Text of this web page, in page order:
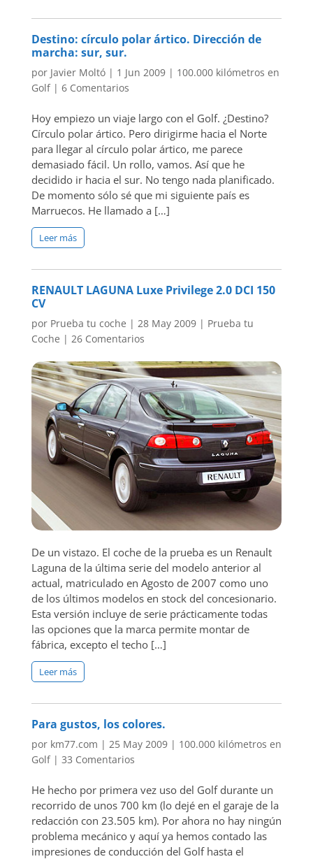
Destino: círculo polar ártico. Dirección de
marcha: sur, sur.
por Javier Moltó| 1 Jun 2009| 100.000 kilómetros en
Golf| 6 Comentarios
Hoy empiezo un viaje largo con el Golf. ¿Destino?
Círculo polar ártico. Pero dirigirme hacia el Norte
para llegar al círculo polar ártico, me parece
demasiado fácil. Un rollo, vamos. Así que he
decidido ir hacia el sur. No tengo nada planificado.
De momento sólo sé que mi siguiente país es
Marruecos. He llamado a […]
Leer más
RENAULT LAGUNA Luxe Privilege 2.0 DCI 150
CV
por Prueba tu coche | 28 May 2009| Prueba tu
Coche | 26 Comentarios
De un vistazo. El coche de la prueba es un Renault
Laguna de la última serie del modelo anterior al
actual, matriculado en Agosto de 2007 como uno
de los últimos modelos en stock del concesionario.
Esta versión incluye de serie prácticamente todas
las opciones que la marca permite montar de
fábrica, excepto el techo […]
Leer más
Para gustos, los colores.
por km77.com | 25 May 2009| 100.000 kilómetros en
Golf| 33 Comentarios
He hecho por primera vez uso del Golf durante un
recorrido de unos 700 km (lo dejé en el garaje de la
redacción con 23.505 km). Por ahora no hay ningún
problema mecánico y aquí ya hemos contado las
impresiones de conducción del Golf hasta el